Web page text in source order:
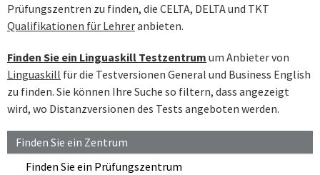
Finden Sie ein Zentrum
Finden Sie ein Prüfungszentrum
Prüfungszentren zu finden, die CELTA, DELTA und TKT‌
Qualifikationen für Lehreranbieten.
Finden Sie ein Linguaskill Testzentrum um Anbieter von
Linguaskill für die Testversionen General und Business English
zu finden. Sie können Ihre Suche so filtern, dass angezeigt
wird, wo Distanzversionen des Tests angeboten werden.